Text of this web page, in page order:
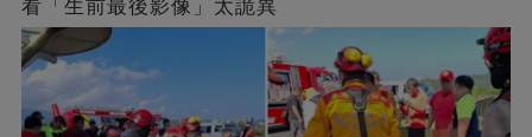
看「生前最後影像」太詭異